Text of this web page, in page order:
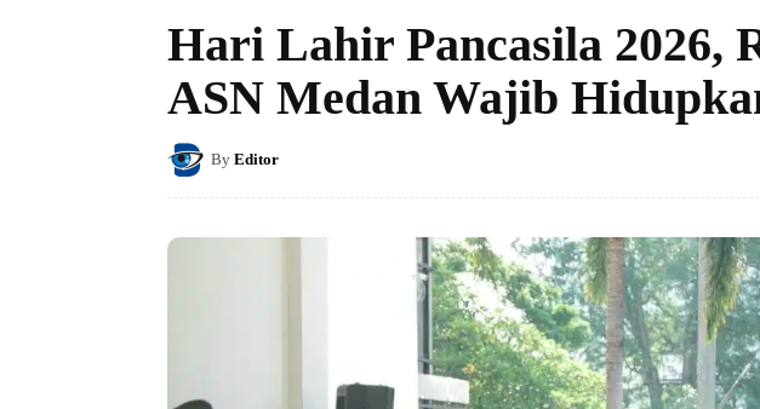
Hari Lahir Pancasila 2026,
ASN Medan Wajib
By Editor